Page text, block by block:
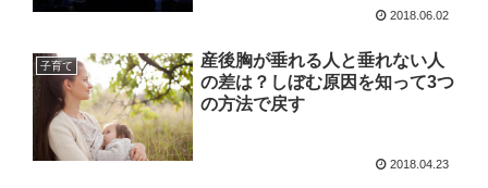
2018.06.02
子育て
産後胸が垂れる人と垂れない人
の差は？しぼむ原因を知って3つ
の方法で戻す
2018.04.23